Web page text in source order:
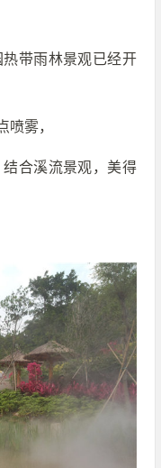
带雨林景观已经开
喷雾，
合溪流景观，美得